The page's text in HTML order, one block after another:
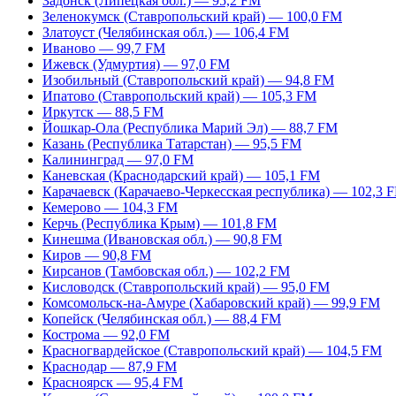
Зеленокумск (Ставропольский край) — 100,0 FM
Златоуст (Челябинская обл.) — 106,4 FM
Иваново — 99,7 FM
Ижевск (Удмуртия) — 97,0 FM
Изобильный (Ставропольский край) — 94,8 FM
Ипатово (Ставропольский край) — 105,3 FM
Иркутск — 88,5 FM
Йошкар-Ола (Республика Марий Эл) — 88,7 FM
Казань (Республика Татарстан) — 95,5 FM
Калининград — 97,0 FM
Каневская (Краснодарский край) — 105,1 FM
Карачаевск (Карачаево-Черкесская республика) — 102,3
Кемерово — 104,3 FM
Керчь (Республика Крым) — 101,8 FM
Кинешма (Ивановская обл.) — 90,8 FM
Киров — 90,8 FM
Кирсанов (Тамбовская обл.) — 102,2 FM
Кисловодск (Ставропольский край) — 95,0 FM
Комсомольск-на-Амуре (Хабаровский край) — 99,9 FM
Копейск (Челябинская обл.) — 88,4 FM
Кострома — 92,0 FM
Красногвардейское (Ставропольский край) — 104,5 FM
Краснодар — 87,9 FM
Красноярск — 95,4 FM